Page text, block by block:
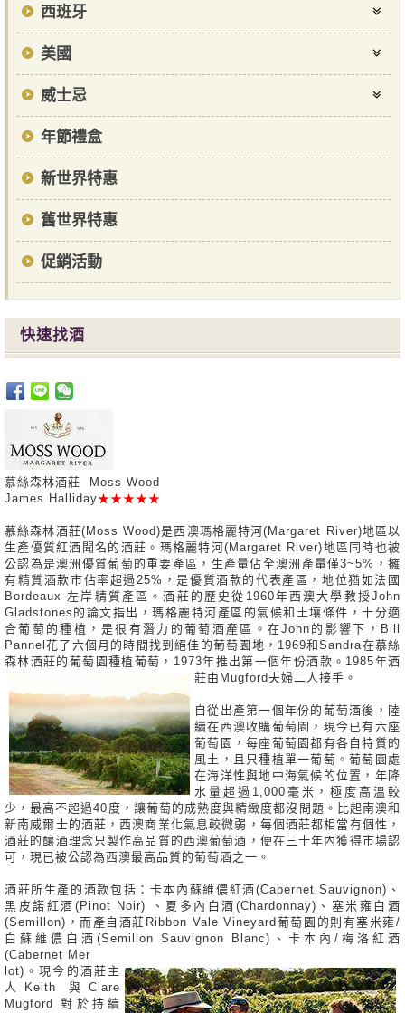
西班牙
美國
威士忌
年節禮盒
新世界特惠
舊世界特惠
促銷活動
快速找酒
慕絲森林酒莊 Moss Wood
James Halliday★★★★★
慕絲森林酒莊(Moss Wood)是西澳瑪格麗特河(Margaret River)地區以
生產優質紅酒聞名的酒莊。瑪格麗特河(Margaret River)地區同時也被
公認為是澳洲優質葡萄的重要產區，生產量佔全澳洲產量僅3~5%，擁
有精質酒款市佔率超過25%，是優質酒款的代表產區，地位猶如法國
Bordeaux 左岸精質產區。酒莊的歷史從1960年西澳大學教授John
Gladstones的論文指出，瑪格麗特河產區的氣候和土壤條件，十分適
合葡萄的種植，是很有潛力的葡萄酒產區。在John的影響下，Bill
Pannel花了六個月的時間找到絕佳的葡萄園地，1969和Sandra在慕絲
森林酒莊的葡萄園種植葡萄，1973年推出第一個年份酒款。1985年酒
莊由Mugford夫婦二人接手。
自從出產第一個年份的葡萄酒後，陸
續在西澳收購葡萄園，現今已有六座
葡萄園，每座葡萄園都有各自特質的
風土，且只種植單一葡萄。葡萄園處
在海洋性與地中海氣候的位置，年降
水量超過1,000毫米，極度高溫較
少，最高不超過40度，讓葡萄的成熟度與精緻度都沒問題。比起南澳和
新南威爾士的酒莊，西澳商業化氣息較微弱，每個酒莊都相當有個性，
酒莊的釀酒理念只製作高品質的西澳葡萄酒，便在三十年內獲得市場認
可，現已被公認為西澳最高品質的葡萄酒之一。
酒莊所生產的酒款包括：卡本內蘇維儂紅酒(Cabernet Sauvignon)、
黑皮諾紅酒(Pinot Noir) 、夏多內白酒(Chardonnay)、塞米雍白酒
(Semillon)，而產自酒莊Ribbon Vale Vineyard葡萄園的則有塞米雍/
白蘇維儂白酒(Semillon Sauvignon Blanc)、卡本內/梅洛紅酒
(Cabernet Mer
lot)。現今的酒莊主
人Keith 與Clare
Mugford 對於持續